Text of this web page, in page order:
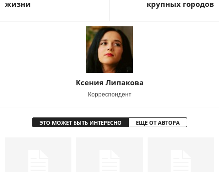
жизни
крупных городов
Ксения Липакова
Корреспондент
ЭТО МОЖЕТ БЫТЬ ИНТЕРЕСНО ЕЩЕ ОТ АВТОРА